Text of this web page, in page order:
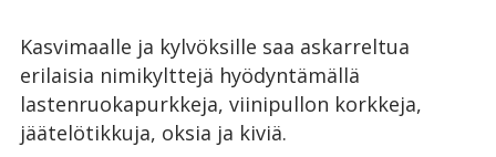
Kasvimaalle ja kylvöksille saa askarreltua
erilaisia nimikylttejä hyödyntämällä
lastenruokapurkkeja, viinipullon korkkeja,
jäätelötikkuja, oksia ja kiviä.